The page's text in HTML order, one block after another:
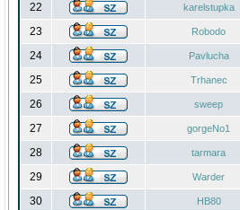
22 karelstupka
23 Robodo
24 Pavlucha
25 Trhanec
26 sweep
27 gorgeNo1
28 tarmara
29 Warder
30 HB80